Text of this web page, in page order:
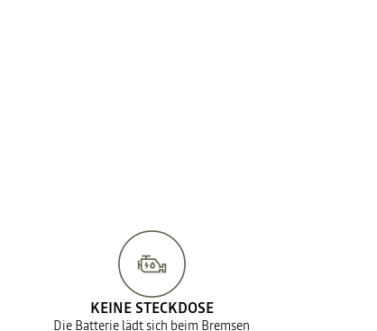
KEINE STECKDOSE
Die Batterie lädt sich beim Bremsen